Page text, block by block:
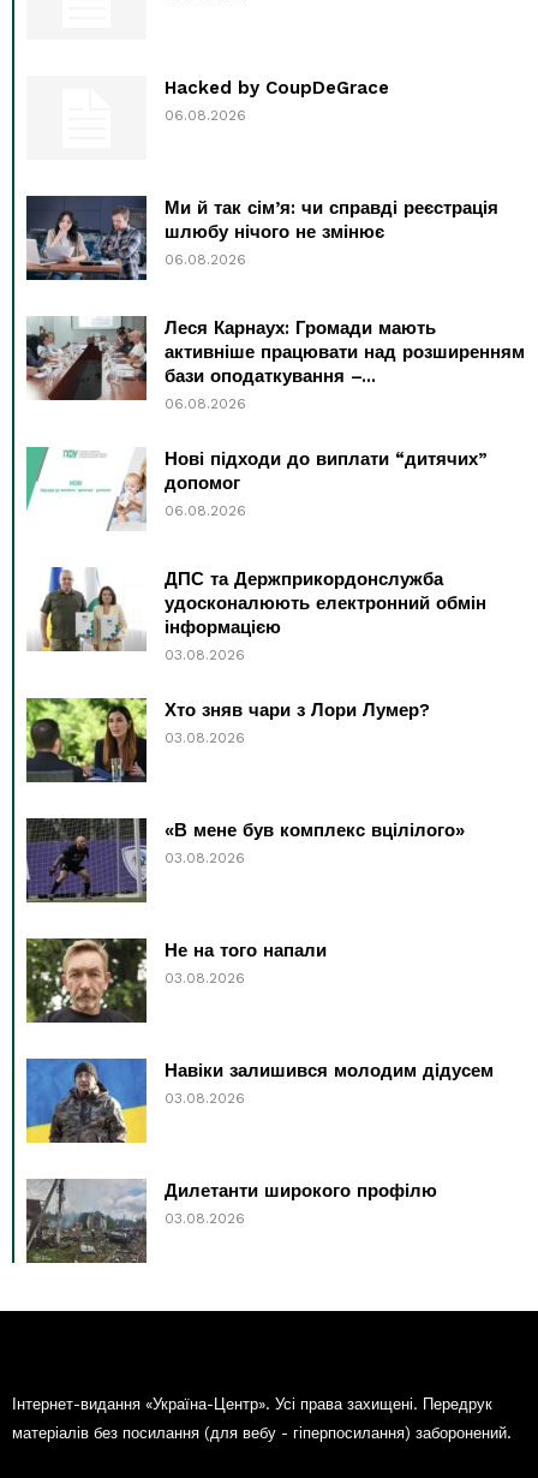
Hacked by CoupDeGrace
06.08.2026
Ми й так сім’я: чи справді реєстрація
шлюбу нічого не змінює
06.08.2026
Леся Карнаух: Громади мають
активніше працювати над розширенням
бази оподаткування –...
06.08.2026
Нові підходи до виплати “дитячих”
допомог
06.08.2026
ДПС та Держприкордонслужба
удосконалюють електронний обмін
інформацією
03.08.2026
Хто зняв чари з Лори Лумер?
03.08.2026
«В мене був комплекс вцілілого»
03.08.2026
Не на того напали
03.08.2026
Навіки залишився молодим дідусем
03.08.2026
Дилетанти широкого профілю
03.08.2026
Інтернет-видання «Україна-Центр». Усі права захищені. Передрук
матеріалів без посилання (для вебу - гіперпосилання) заборонений.